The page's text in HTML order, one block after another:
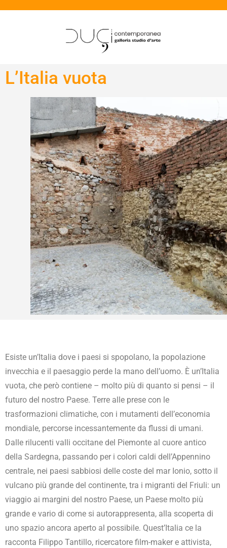
L’Italia vuota
Esiste un’Italia dove i paesi si spopolano, la popolazione
invecchia e il paesaggio perde la mano dell’uomo. È un’Italia
vuota, che però contiene – molto più di quanto si pensi – il
futuro del nostro Paese. Terre alle prese con le
trasformazioni climatiche, con i mutamenti dell’economia
mondiale, percorse incessantemente da flussi di umani.
Dalle rilucenti valli occitane del Piemonte al cuore antico
della Sardegna, passando per i colori caldi dell’Appennino
centrale, nei paesi sabbiosi delle coste del mar Ionio, sotto il
vulcano più grande del continente, tra i migranti del Friuli: un
viaggio ai margini del nostro Paese, un Paese molto più
grande e vario di come si autorappresenta, alla scoperta di
uno spazio ancora aperto al possibile. Quest’Italia ce la
racconta Filippo Tantillo, ricercatore film-maker e attivista,